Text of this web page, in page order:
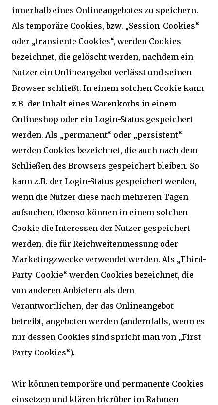
innerhalb eines Onlineangebotes zu speichern.
Als temporäre Cookies, bzw. „Session-Cookies“
oder „transiente Cookies“, werden Cookies
bezeichnet, die gelöscht werden, nachdem ein
Nutzer ein Onlineangebot verlässt und seinen
Browser schließt. In einem solchen Cookie kann
z.B. der Inhalt eines Warenkorbs in einem
Onlineshop oder ein Login-Status gespeichert
werden. Als „permanent“ oder „persistent“
werden Cookies bezeichnet, die auch nach dem
Schließen des Browsers gespeichert bleiben. So
kann z.B. der Login-Status gespeichert werden,
wenn die Nutzer diese nach mehreren Tagen
aufsuchen. Ebenso können in einem solchen
Cookie die Interessen der Nutzer gespeichert
werden, die für Reichweitenmessung oder
Marketingzwecke verwendet werden. Als „Third-
Party-Cookie“ werden Cookies bezeichnet, die
von anderen Anbietern als dem
Verantwortlichen, der das Onlineangebot
betreibt, angeboten werden (andernfalls, wenn es
nur dessen Cookies sind spricht man von „First-
Party Cookies“).
Wir können temporäre und permanente Cookies
einsetzen und klären hierüber im Rahmen